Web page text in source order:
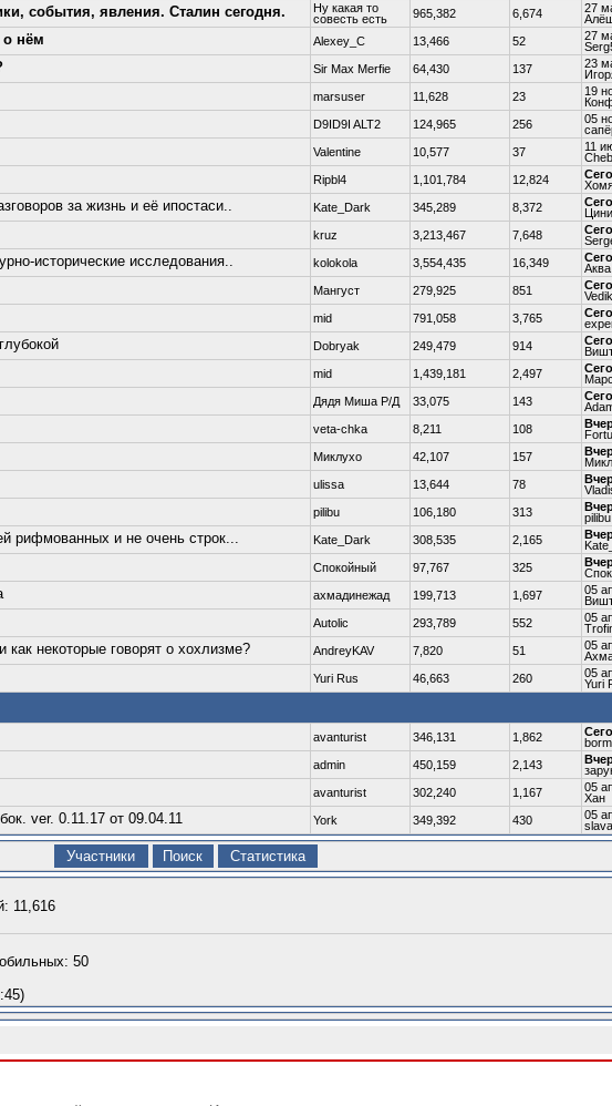
события, явления. Сталин сегодня.
Ну какая то
совесть есть
965,382 6,674
27
о нём Alexey_C 13,466 52
27
Sir Max Merfie 64,430 137
23
marsuser 11,628 23
19
D9ID9I ALT2 124,965 256
05
Valentine 10,577 37
11
Ripbl4 1,101,784 12,824
за жизнь и её ипостаси.. Kate_Dark 345,289 8,372
kruz 3,213,467 7,648
исторические исследования.. kolokola 3,554,435 16,349
Аква
Мангуст 279,925 851
mid 791,058 3,765
Dobryаk 249,479 914
mid 1,439,181 2,497
Дядя Миша Р/Д 33,075 143
veta-chka 8,211 108
Миклухо 42,107 157
ulissa 13,644 78
pilibu 106,180 313
pilibu
рифмованных и не очень строк... Kate_Dark 308,535 2,165
Спокойный 97,767 325
ахмадинежад 199,713 1,697
05
Autolic 293,789 552
05
некоторые говорят о хохлизме? AndreyKAV 7,820 51
05
Yuri Rus 46,663 260
05
Yuri
avanturist 346,131 1,862
admin 450,159 2,143
avanturist 302,240 1,167
05
Хан
ver. 0.11.17 от 09.04.11 York 349,392 430
05
Участники Поиск
Статистика
11,616
50